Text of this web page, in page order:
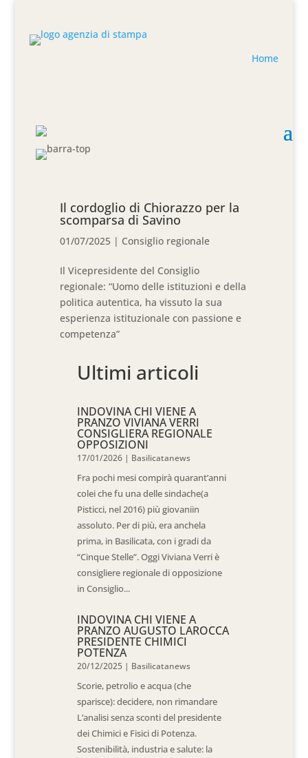
Home
Il cordoglio di Chiorazzo per la
scomparsa di Savino
01/07/2025 | Consiglio regionale
Il Vicepresidente del Consiglio
regionale: “Uomo delle istituzioni e della
politica autentica, ha vissuto la sua
esperienza istituzionale con passione e
competenza”
Ultimi articoli
INDOVINA CHI VIENE A
PRANZO VIVIANA VERRI
CONSIGLIERA REGIONALE
OPPOSIZIONI
17/01/2026 | Basilicatanews
Fra pochi mesi compirà quarant’anni
colei che fu una delle sindache(a
Pisticci, nel 2016) più giovaniin
assoluto. Per di più, era anchela
prima, in Basilicata, con i gradi da
“Cinque Stelle”. Oggi Viviana Verri è
consigliere regionale di opposizione
in Consiglio...
INDOVINA CHI VIENE A
PRANZO AUGUSTO LAROCCA
PRESIDENTE CHIMICI
POTENZA
20/12/2025 | Basilicatanews
Scorie, petrolio e acqua (che
sparisce): decidere, non rimandare
L’analisi senza sconti del presidente
dei Chimici e Fisici di Potenza.
Sostenibilità, industria e salute: la